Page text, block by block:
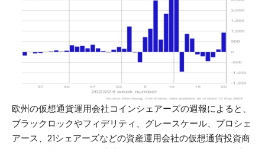
欧州の仮想通貨運用会社コインシェアーズの週報によると、
ブラックロックやフィデリティ、グレースケール、プロシェ
アース、21シェアーズなどの資産運用会社の仮想通貨投資商